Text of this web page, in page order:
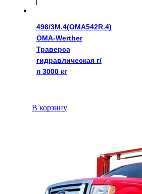
496/3M.4(OMA542R.4)
OMA-Werther
Траверса
гидравлическая г/
п 3000 кг
В корзину